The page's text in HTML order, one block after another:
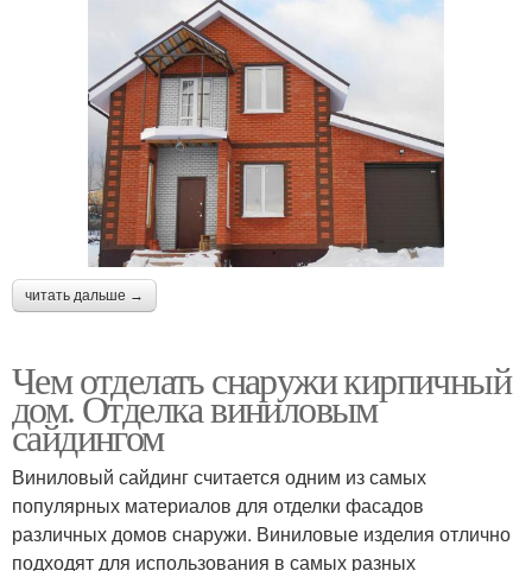
читать дальше →
Чем отделать снаружи кирпичный
дом. Отделка виниловым
сайдингом
Виниловый сайдинг считается одним из самых
популярных материалов для отделки фасадов
различных домов снаружи. Виниловые изделия отлично
подходят для использования в самых разных